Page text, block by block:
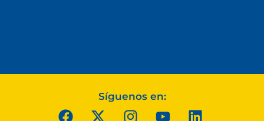
Síguenos en: